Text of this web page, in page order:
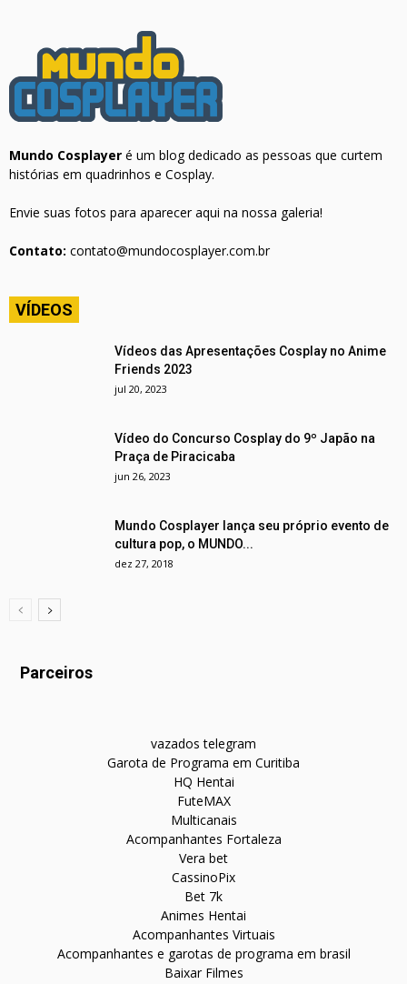
Mundo Cosplayer é um blog dedicado as pessoas que curtem
histórias em quadrinhos e Cosplay.
Envie suas fotos para aparecer aqui na nossa galeria!
Contato: contato@mundocosplayer.com.br
VÍDEOS
Vídeos das Apresentações Cosplay no Anime
Friends 2023
jul 20, 2023
Vídeo do Concurso Cosplay do 9º Japão na
Praça de Piracicaba
jun 26, 2023
Mundo Cosplayer lança seu próprio evento de
cultura pop, o MUNDO...
dez 27, 2018
Parceiros
vazados telegram
Garota de Programa em Curitiba
HQ Hentai
FuteMAX
Multicanais
Acompanhantes Fortaleza
Vera bet
CassinoPix
Bet 7k
Animes Hentai
Acompanhantes Virtuais
Acompanhantes e garotas de programa em brasil
Baixar Filmes